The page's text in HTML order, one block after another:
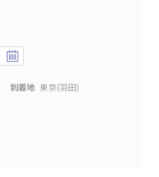
到着地 東京(羽田)